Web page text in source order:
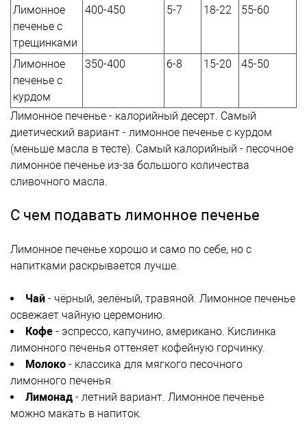
Лимонное
печенье с
трещинками
400-450 5-7 18-22 55-60
Лимонное
печенье с
курдом
350-400 6-8 15-20 45-50
Лимонное печенье - калорийный десерт. Самый
диетический вариант - лимонное печенье с курдом
(меньше масла в тесте). Самый калорийный - песочное
лимонное печенье из-за большого количества
сливочного масла.
С чем подавать лимонное печенье
Лимонное печенье хорошо и само по себе, но с
напитками раскрывается лучше.
Чай - чёрный, зелёный, травяной. Лимонное печенье
освежает чайную церемонию.
Кофе - эспрессо, капучино, американо. Кислинка
лимонного печенья оттеняет кофейную горчинку.
Молоко - классика для мягкого песочного
лимонного печенья.
Лимонад - летний вариант. Лимонное печенье
можно макать в напиток.